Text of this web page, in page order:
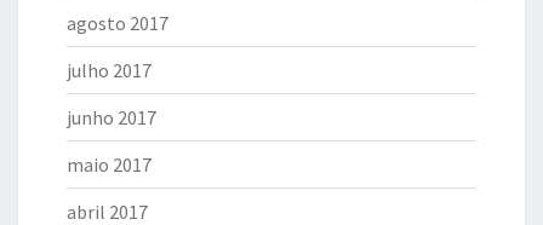
agosto 2017
julho 2017
junho 2017
maio 2017
abril 2017